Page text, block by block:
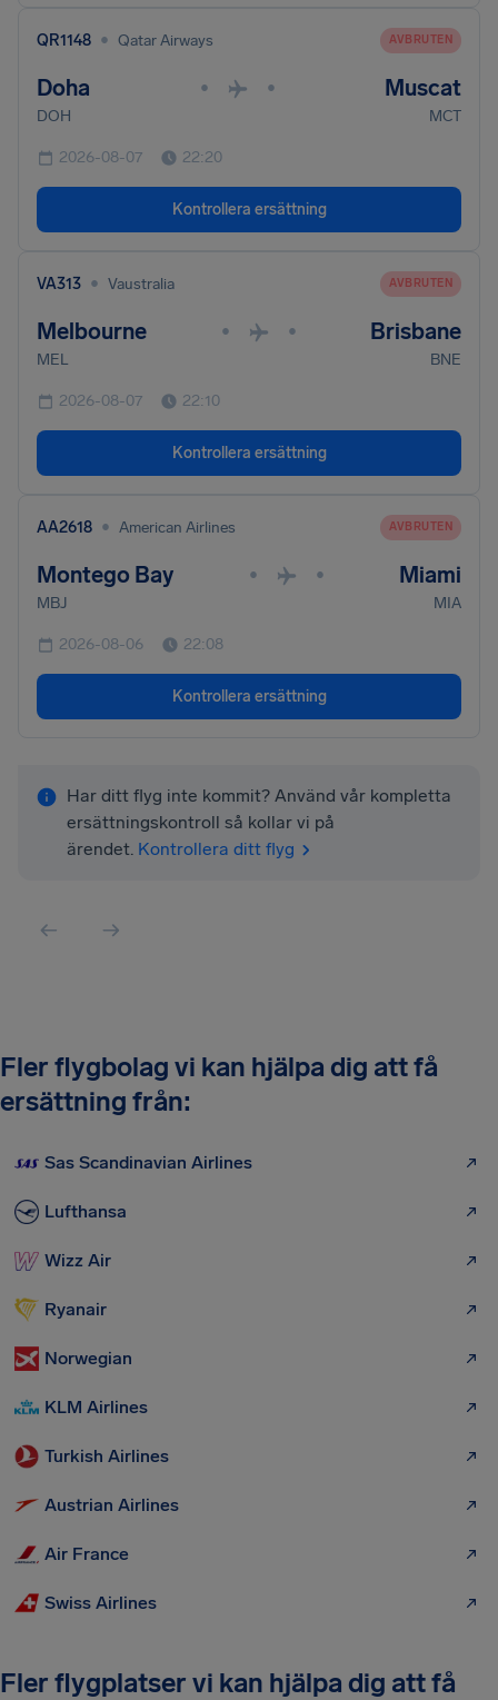
QR1148 • Qatar Airways AVBRUTEN
Doha • • Muscat
DOH MCT
2026-08-07 22:20
Kontrollera ersättning
VA313 • Vaustralia AVBRUTEN
Melbourne • • Brisbane
MEL BNE
2026-08-07 22:10
Kontrollera ersättning
AA2618 • American Airlines AVBRUTEN
Montego Bay • • Miami
MBJ MIA
2026-08-06 22:08
Kontrollera ersättning
Har ditt flyg inte kommit? Använd vår kompletta
ersättningskontroll så kollar vi på
ärendet. Kontrollera ditt flyg
Fler flygbolag vi kan hjälpa dig att få
ersättning från:
Sas Scandinavian Airlines
Lufthansa
Wizz Air
Ryanair
Norwegian
KLM Airlines
Turkish Airlines
Austrian Airlines
Air France
Swiss Airlines
Fler flygplatser vi kan hjälpa dig att få